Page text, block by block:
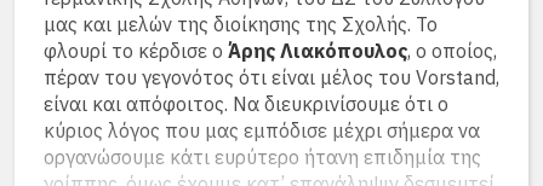
Η εταιρεία
Celestyal Cruises
προσφέρει
μία κρουαζιέρα για δύο άτομα
μας και μελών της διοίκησης της Σχολής. Το
φλουρί το κέρδισε ο Άρης Λιακόπουλος, ο οποίος,
πέραν του γεγονότος ότι είναι μέλος του Vorstand,
είναι και απόφοιτος. Να διευκρινίσουμε ότι ο
κύριος λόγος που μας εμπόδισε μέχρι σήμερα να
οργανώσουμε κάτι ευρύτερο ήτανη επιδημία της